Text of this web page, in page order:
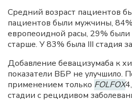
Средний возраст пациентов
пациентов были мужчины,
европеоидной расы, 29% были
старше. У 83% была III стадия
Добавление бевацизумаба к
показатели ВБР не улучшило.
применением только FOLFOX
стадии с рецидивом